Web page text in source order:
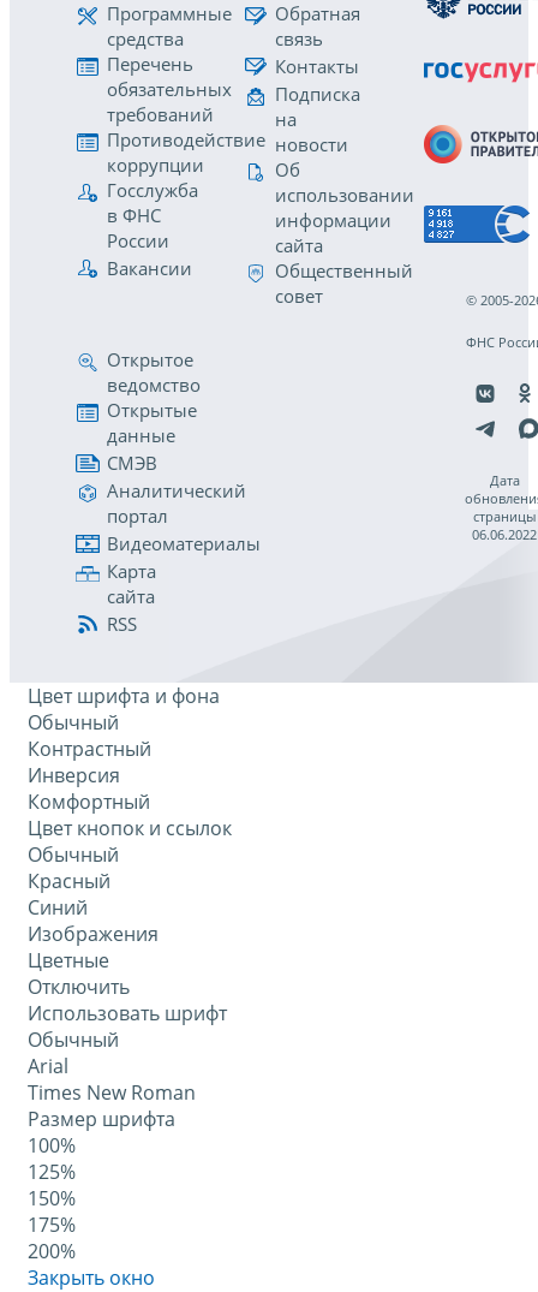
Программные
средства
Перечень
обязательных
требований
Противодействие
коррупции
Госслужба
в ФНС
России
Вакансии
Обратная
связь
Контакты
Подписка
на
новости
Об
использовании
информации
сайта
Общественный
совет
Открытое
ведомство
Открытые
данные
СМЭВ
Аналитический
портал
Видеоматериалы
Карта
сайта
RSS
© 2005-
ФНС
Дата
страницы
06.06.2022
Цвет шрифта и фона
Обычный
Контрастный
Инверсия
Комфортный
Цвет кнопок и ссылок
Обычный
Красный
Синий
Изображения
Цветные
Отключить
Использовать шрифт
Обычный
Arial
Times New Roman
Размер шрифта
100%
125%
150%
175%
200%
Закрыть окно